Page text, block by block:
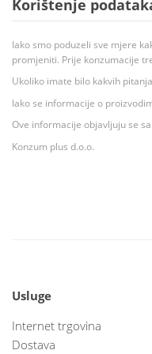
Korištenje
Iako smo poduzeli sve mjere
promjeniti. Prije konzumacije
Ukoliko imate bilo kakvih
Iako se informacije o
Ove informacije objavljuju se
Konzum plus d.o.o.
Usluge
Internet trgovina
Dostava